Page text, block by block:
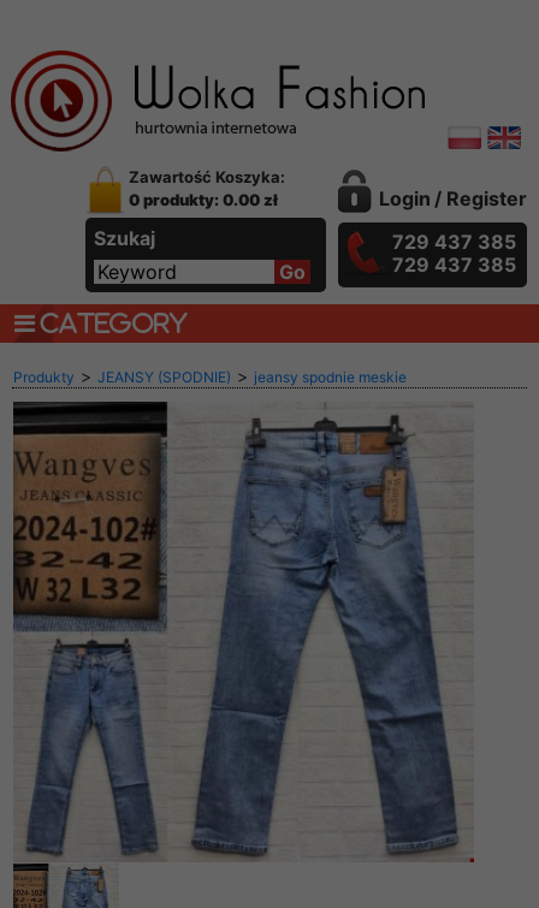
Zawartość Koszyka:
0 produkty: 0.00 zł
Szukaj
Login / Register
729 437 385
729 437 385
CATEGORY
Produkty > JEANSY (SPODNIE) > jeansy spodnie meskie